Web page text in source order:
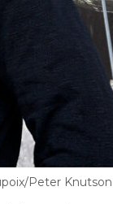
Peter Knutson